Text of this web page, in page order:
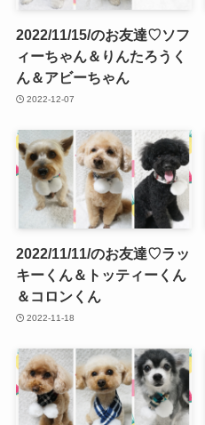
2022/11/15/のお友達♡ソフ
ィーちゃん＆りんたろうく
ん＆アビーちゃん
2022-12-07
2022/11/11/のお友達♡ラッ
キーくん＆トッティーくん
＆コロンくん
2022-11-18